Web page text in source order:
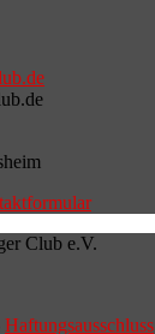
Club e.V.
Haftungsausschluss